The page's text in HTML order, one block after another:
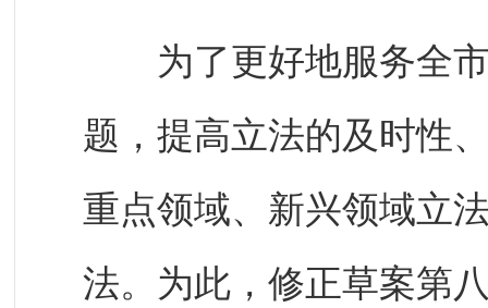
为了更好地服务全市
题，提高立法的及时性
重点领域、新兴领域立
法。为此，修正草案第